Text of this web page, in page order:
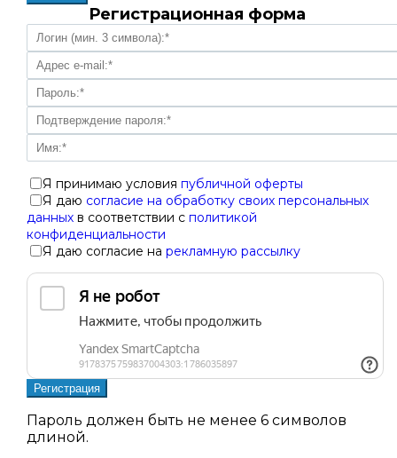
Регистрационная форма
Я принимаю условияпубличной оферты
Я даю согласие на обработку своих персональных
данных в соответствии сполитикой
конфиденциальности
Я даю согласие нарекламную рассылку
Пароль должен быть не менее 6 символов
длиной.